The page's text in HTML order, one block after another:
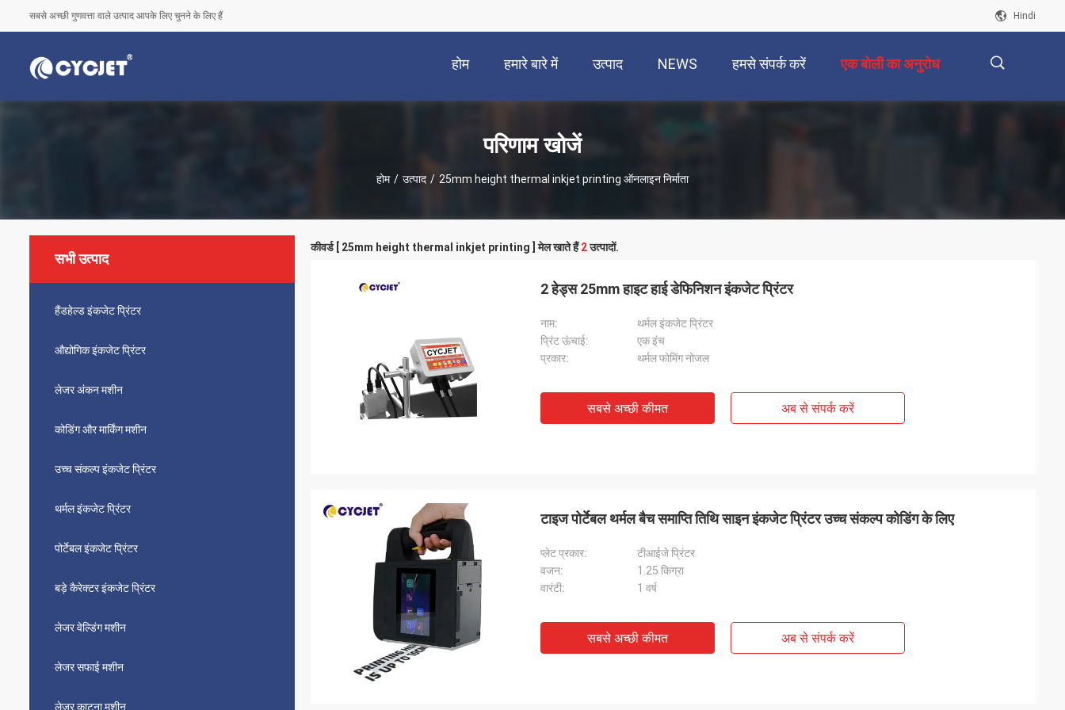
सबसे अच्छी गुणवत्ता वाले उत्पाद आपके लिए चुनने के लिए हैं Hindi
होम हमारे बारे में उत्पाद NEWS हमसे संपर्क करें एक बोली का अनुरोध
परिणाम खोजें
होम / उत्पाद / 25mm height thermal inkjet printing ऑनलाइन निर्माता
सभी उत्पाद
हैंडहेल्ड इंकजेट प्रिंटर
औद्योगिक इंकजेट प्रिंटर
लेजर अंकन मशीन
कोडिंग और मार्किंग मशीन
उच्च संकल्प इंकजेट प्रिंटर
थर्मल इंकजेट प्रिंटर
पोर्टेबल इंकजेट प्रिंटर
बड़े कैरेक्टर इंकजेट प्रिंटर
लेजर वेल्डिंग मशीन
लेजर सफाई मशीन
लेजर काटना मशीन
कीवर्ड [ 25mm height thermal inkjet printing ] मेल खाते हैं2उत्पादों.
2 हेड्स 25mm हाइट हाई डेफिनिशन इंकजेट प्रिंटर
नाम:
थर्मल इंकजेट प्रिंटर
प्रिंट ऊंचाई:
एक इंच
प्रकार:
थर्मल फोमिंग नोजल
सबसे अच्छी कीमत अब से संपर्क करें
टाइज पोर्टेबल थर्मल बैच समाप्ति तिथि साइन इंकजेट प्रिंटर उच्च संकल्प कोडिंग के लिए
प्लेट प्रकार:
टीआईजे प्रिंटर
वजन:
1.25 किग्रा
वारंटी:
1 वर्ष
सबसे अच्छी कीमत अब से संपर्क करें